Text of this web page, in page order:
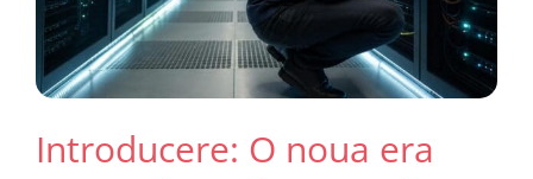
Introducere: O noua era